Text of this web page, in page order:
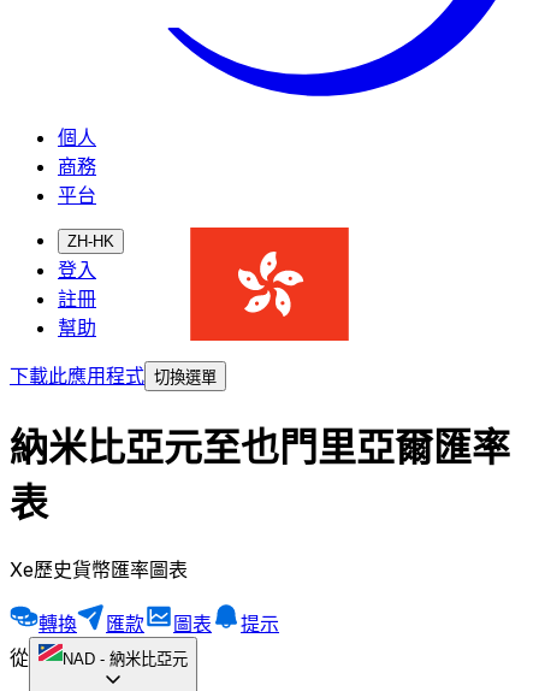
個人
商務
平台
ZH-HK
登入
註冊
幫助
下載此應用程式 切換選單
納米比亞元至也門里亞爾匯率
表
Xe歷史貨幣匯率圖表
轉換 匯款 圖表
提示
從
NAD - 納米比亞元